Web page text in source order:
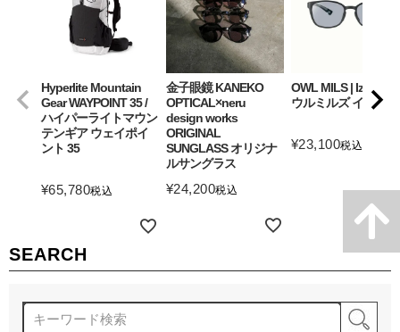
SEARCH
Hyperlite Mountain
Gear WAYPOINT 35 /
ハイパーライトマウン
テンギア ウェイポイ
ント 35
¥65,780税込
金子眼鏡 KANEKO
OPTICAL×neru
design works
ORIGINAL
SUNGLASS オリジナ
ルサングラス
¥24,200税込
OWL MILS | Izanagi
ウルミルズ イザナギ
¥23,100税込